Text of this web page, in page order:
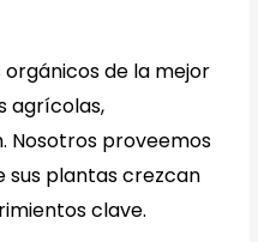
de la mejor
agrícolas,
Nosotros proveemos
sus plantas crezcan
clave.